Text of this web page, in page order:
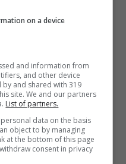
on a device
and information from
and other device
by and shared with 319
site. We and our partners
List of partners.
data on the basis
object to by managing
at the bottom of this page
consent in privacy